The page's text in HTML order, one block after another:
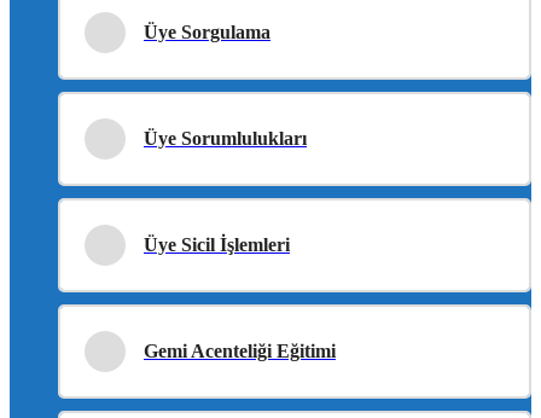
Üye Sorgulama
Üye Sorumlulukları
Üye Sicil İşlemleri
Gemi Acenteliği Eğitimi